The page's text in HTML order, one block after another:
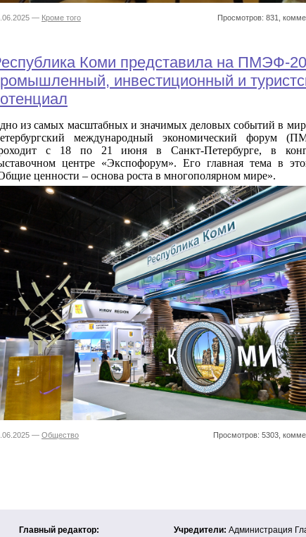
— Кроме того Просмотров: 831,
Коми представила на ПМЭФ-
инвестиционный и
из самых масштабных и значимых деловых событий в
международный экономический форум
с 18 по 21 июня в Санкт-Петербурге, в
центре «Экспофорум». Его главная тема в
ценности – основа роста в многополярном мире».
— Общество Просмотров: 5303,
Главный редактор: Учредители: Администрация